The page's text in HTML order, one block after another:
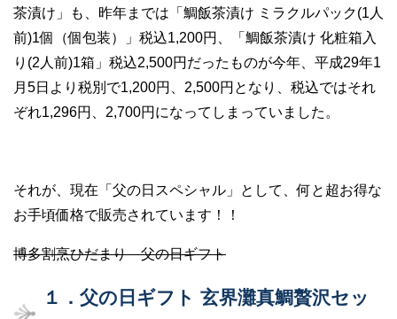
茶漬け」も、昨年までは「鯛飯茶漬け ミラクルパック(1人
前)1個（個包装）」税込1,200円、「鯛飯茶漬け 化粧箱入
り(2人前)1箱」税込2,500円だったものが今年、平成29年1
月5日より税別で1,200円、2,500円となり、税込ではそれ
ぞれ1,296円、2,700円になってしまっていました。
それが、現在「父の日スペシャル」として、何と超お得な
お手頃価格で販売されています！！
博多割烹ひだまり 父の日ギフト
１．父の日ギフト 玄界灘真鯛贅沢セッ